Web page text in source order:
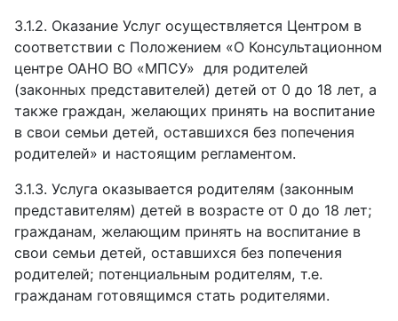
3.1.2. Оказание Услуг осуществляется Центром в
соответствии с Положением «О Консультационном
центре ОАНО ВО «МПСУ» для родителей
(законных представителей) детей от 0 до 18 лет, а
также граждан, желающих принять на воспитание
в свои семьи детей, оставшихся без попечения
родителей» и настоящим регламентом.
3.1.3. Услуга оказывается родителям (законным
представителям) детей в возрасте от 0 до 18 лет;
гражданам, желающим принять на воспитание в
свои семьи детей, оставшихся без попечения
родителей; потенциальным родителям, т.е.
гражданам готовящимся стать родителями.